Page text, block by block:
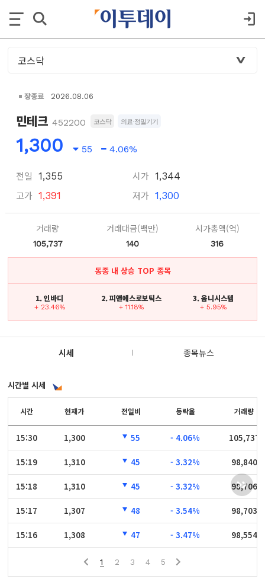
장종료 2026.08.06
민테크 452200 코스닥 의료·정밀기기
1,300 55 4.06%
전일 1,355
고가 1,391
시가 1,344
저가 1,300
거래량
105,737
거래대금(백만)
140
시가총액(억)
316
동종 내 상승 TOP 종목
1. 인바디
+ 23.46%
2. 피앤에스로보틱스
+ 11.18%
3. 옴니시스템
+ 5.95%
시세 종목뉴스
시간별 시세
시간
15:30
15:19
15:18
15:17
15:16
시간 현재가 전일비 등락율 거래량
15:30 1,300 55 - 4.06% 105,737
15:19 1,310 45 - 3.32% 98,840
15:18 1,310 45 - 3.32% 98,706
15:17 1,307 48 - 3.54% 98,703
15:16 1,308 47 - 3.47% 98,554
1 2 3 4 5